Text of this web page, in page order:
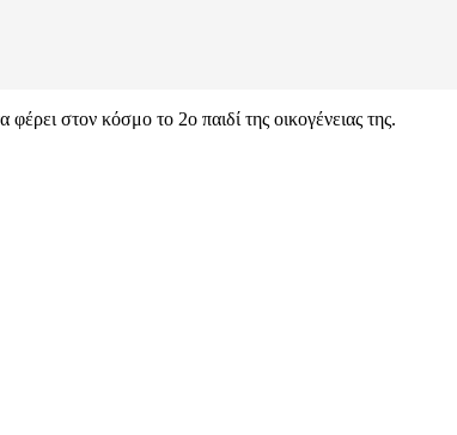
στον κόσμο το 2ο παιδί της οικογένειας της.